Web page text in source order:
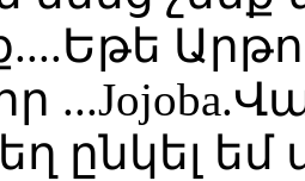
ընկել